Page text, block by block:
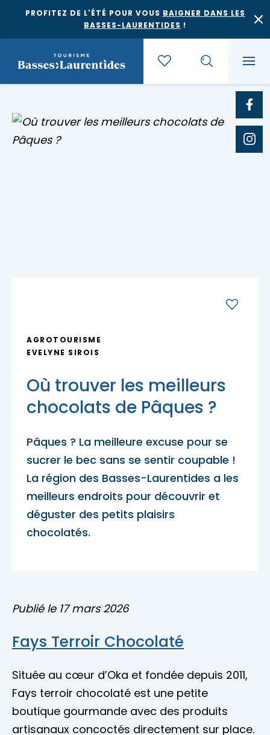
PROFITEZ DE L'ÉTÉ POUR VOUS BAIGNER DANS LES
BASSES-LAURENTIDES !
Quoi faire
Nature, plein air et activités familiales
Hôtels et motels
Location de chalet
Pique-nique et repas pour emporter
Traiteurs et salles de réception
Escapades bien-être
Trouvez des escapades
MRC d'Argenteuil
MRC Thérèse-De Blainville
Blogue
Carte des attraits
Calendrier
Mariages
AGROTOURISME
EVELYNE SIROIS
Où trouver les meilleurs
chocolats de Pâques ?
Pâques ? La meilleure excuse pour se
sucrer le bec sans se sentir coupable !
La région des Basses-Laurentides a les
meilleurs endroits pour découvrir et
déguster des petits plaisirs
chocolatés.
Publié le 17 mars 2026
Fays Terroir Chocolaté
Située au cœur d’Oka et fondée depuis 2011,
Fays terroir chocolaté est une petite
boutique gourmande avec des produits
artisanaux concoctés directement sur place.